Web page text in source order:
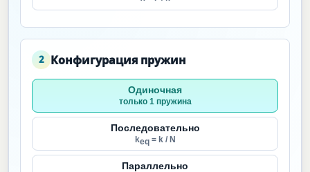
2 Конфигурация пружин
Одиночная
только 1 пружина
Последовательно
keq= k / N
Параллельно